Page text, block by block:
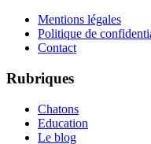
Mentions légales
Politique de
Contact
Rubriques
Chatons
Education
Le blog